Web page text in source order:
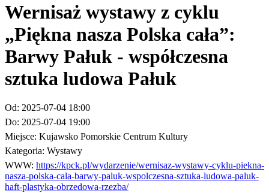
Wernisaż wystawy z cyklu
„Piękna nasza Polska cała”:
Barwy Pałuk - współczesna
sztuka ludowa Pałuk
Od: 2025-07-04 18:00
Do: 2025-07-04 19:00
Miejsce: Kujawsko Pomorskie Centrum Kultury
Kategoria: Wystawy
WWW: https://kpck.pl/wydarzenie/wernisaz-wystawy-cyklu-piekna-
nasza-polska-cala-barwy-paluk-wspolczesna-sztuka-ludowa-paluk-
haft-plastyka-obrzedowa-rzezba/